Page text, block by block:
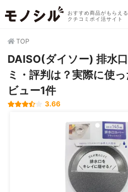
おすすめ商品がもらえる
クチコミポイ活サイト
TOP
DAISO(ダイソー) 排水
ミ・評判は？実際に使
ビュー1件
3.66